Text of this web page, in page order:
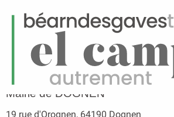
Menú
Página principal Mairie de DOGNEN
Mairie de DOGNEN
19 rue d'Orognen, 64190 Dognen